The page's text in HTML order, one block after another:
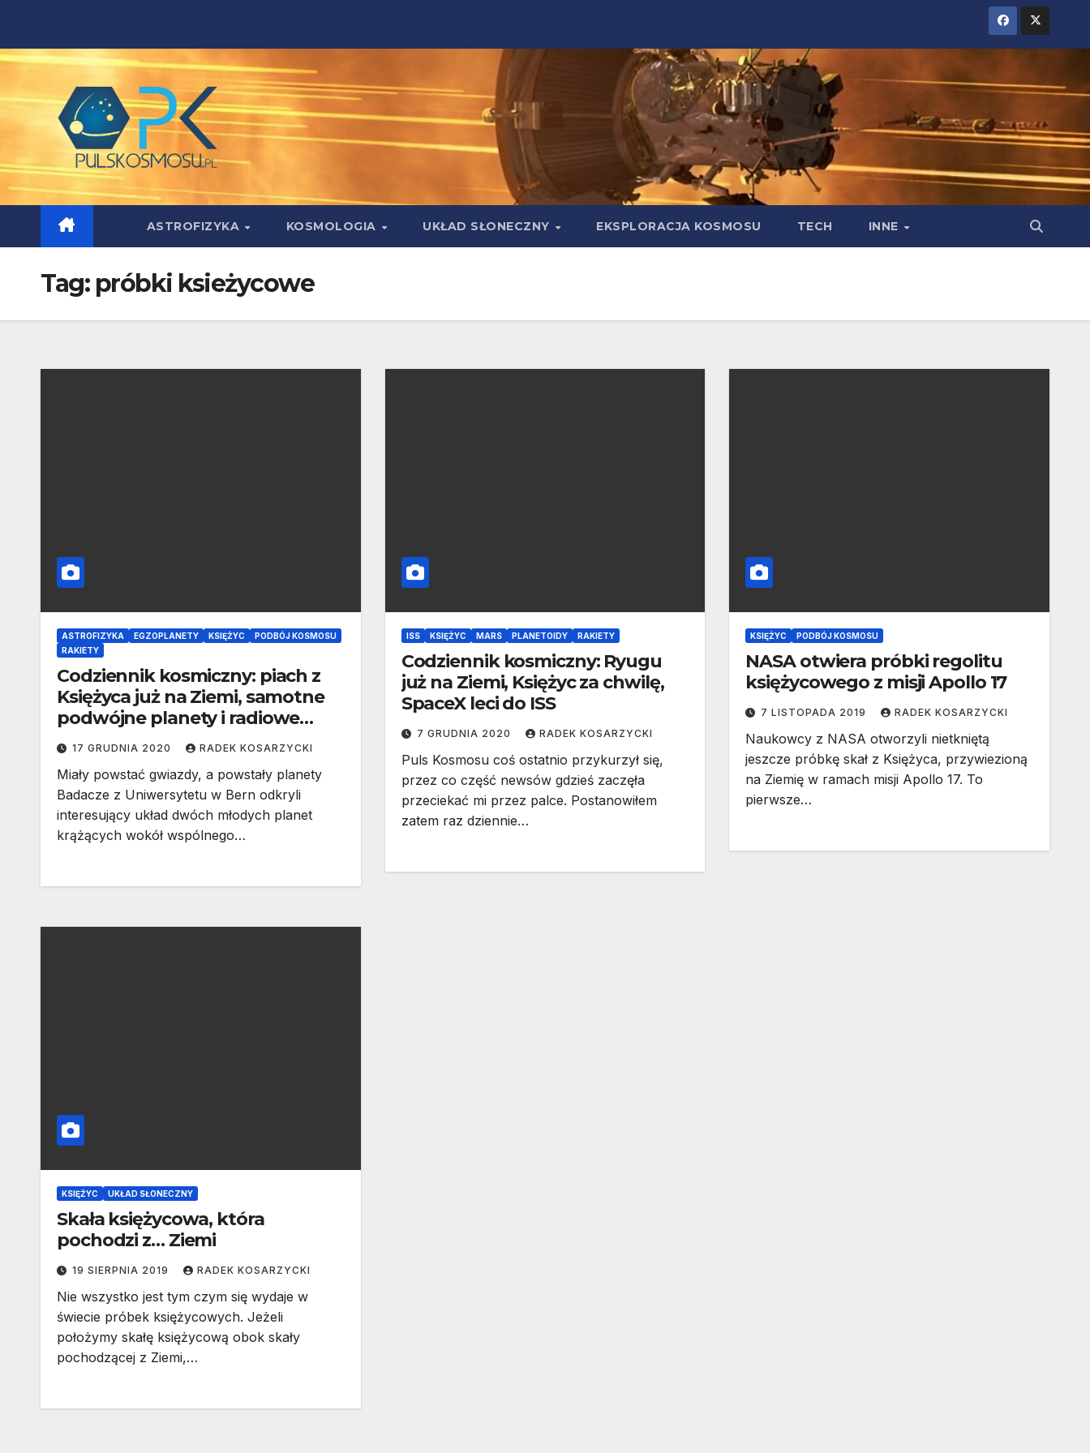
content
ASTROFIZYKA KOSMOLOGIA UKŁAD SŁONECZNY EKSPLORACJA KOSMOSU TECH INNE
Tag: próbki ksieżycowe
ASTROFIZYKA EGZOPLANETY KSIĘŻYC
PODBÓJ KOSMOSU
RAKIETY
Codziennik kosmiczny: piach z
Księżyca już na Ziemi, samotne
podwójne planety i radiowe
sygnały z egzoplanety
17 GRUDNIA 2020 RADEK KOSARZYCKI
Miały powstać gwiazdy, a powstały planety
Badacze z Uniwersytetu w Bern odkryli
interesujący układ dwóch młodych planet
krążących wokół wspólnego…
ISS KSIĘŻYC MARS PLANETOIDY RAKIETY
Codziennik kosmiczny: Ryugu
już na Ziemi, Księżyc za chwilę,
SpaceX leci do ISS
7 GRUDNIA 2020 RADEK KOSARZYCKI
Puls Kosmosu coś ostatnio przykurzył się,
przez co część newsów gdzieś zaczęła
przeciekać mi przez palce. Postanowiłem
zatem raz dziennie…
KSIĘŻYC PODBÓJ KOSMOSU
NASA otwiera próbki regolitu
księżycowego z misji Apollo 17
7 LISTOPADA 2019 RADEK KOSARZYCKI
Naukowcy z NASA otworzyli nietkniętą
jeszcze próbkę skał z Księżyca, przywiezioną
na Ziemię w ramach misji Apollo 17. To
pierwsze…
KSIĘŻYC UKŁAD SŁONECZNY
Skała księżycowa, która
pochodzi z… Ziemi
19 SIERPNIA 2019 RADEK KOSARZYCKI
Nie wszystko jest tym czym się wydaje w
świecie próbek księżycowych. Jeżeli
położymy skałę księżycową obok skały
pochodzącej z Ziemi,…